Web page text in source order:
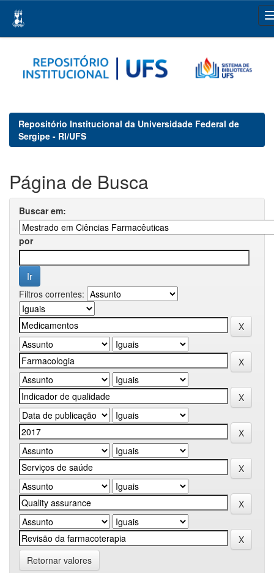
navigation
Repositório Institucional da Universidade Federal de
Sergipe - RI/UFS
Página de Busca
Buscar em:
por
Filtros correntes:
Retornar valores